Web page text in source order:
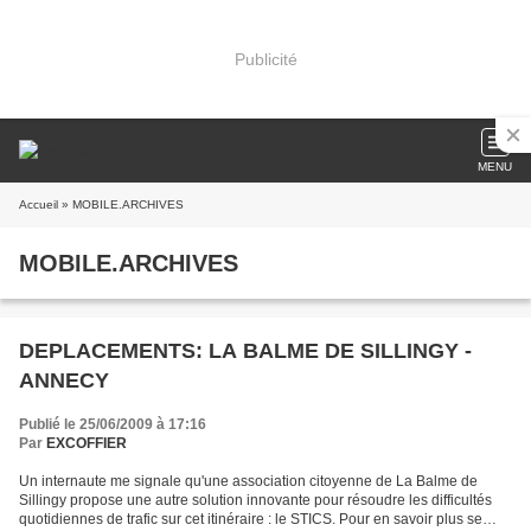
Publicité
MENU
Accueil » MOBILE.ARCHIVES
MOBILE.ARCHIVES
DEPLACEMENTS: LA BALME DE SILLINGY -
ANNECY
Publié le 25/06/2009 à 17:16
Par EXCOFFIER
Un internaute me signale qu'une association citoyenne de La Balme de
Sillingy propose une autre solution innovante pour résoudre les difficultés
quotidiennes de trafic sur cet itinéraire : le STICS. Pour en savoir plus se